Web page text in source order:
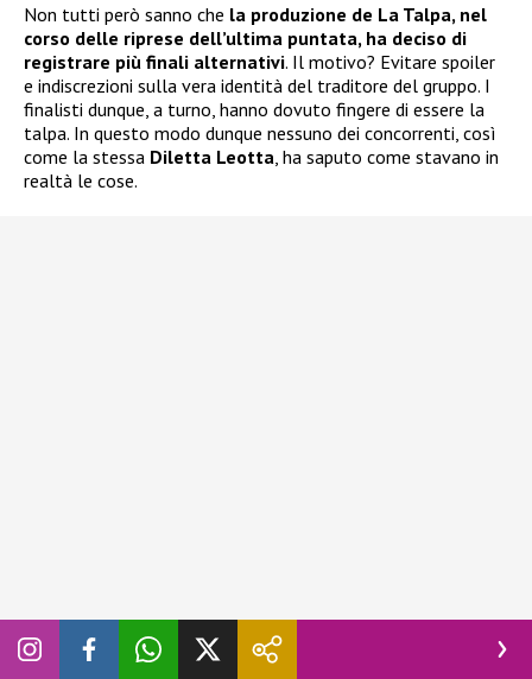
Non tutti però sanno che la produzione de La Talpa, nel
corso delle riprese dell’ultima puntata, ha deciso di
registrare più finali alternativi. Il motivo? Evitare spoiler
e indiscrezioni sulla vera identità del traditore del gruppo. I
finalisti dunque, a turno, hanno dovuto fingere di essere la
talpa. In questo modo dunque nessuno dei concorrenti, così
come la stessa Diletta Leotta , ha saputo come stavano in
realtà le cose.